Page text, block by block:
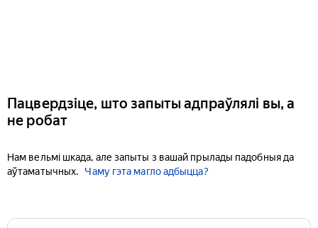
Пацвердзіце, што запыты адпраўлялі вы, а
не робат
Нам вельмі шкада, але запыты з вашай прылады падобныя да
аўтаматычных.
Чаму гэта магло адбыцца?